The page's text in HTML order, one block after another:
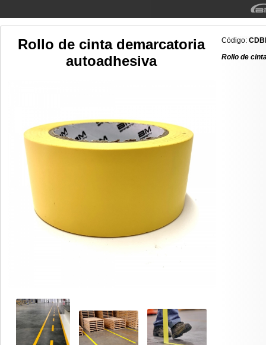
Rollo de cinta demarcatoria
autoadhesiva
Código:
Rollo de